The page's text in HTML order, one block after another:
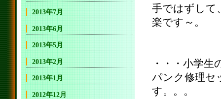
手ではずして
楽です～。
・・・小学
パンク修理セ
す。。。
2013年7月
2013年6月
2013年5月
2013年2月
2013年1月
2012年12月